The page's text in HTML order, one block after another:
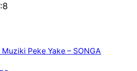
Peke Yake – SONGA